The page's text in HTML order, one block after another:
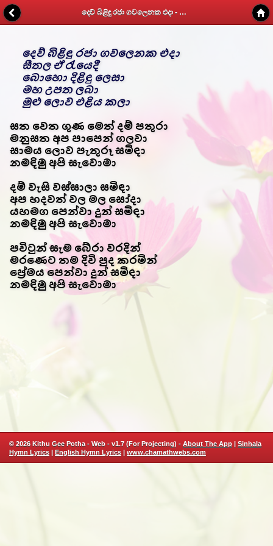
දෙව් බිළිඳු රජා ගවලෙනක එදා - Kithunu Gee Potha - Web v1.7
දෙව් බිළිඳු රජා ගවලෙනක එදා
සීතල ඒ රැයෙදී
බොහො දිළිඳු ලෙසා
මහ උපත ලබා
මුළු ලොව එළිය කලා
සත වෙත ගුණ මෙත් දම් පතුරා
මනුසත අප පාපෙන් ගලවා
සාමය ලොව පැතුරූ සමිඳා
නමඳිමු අපි සැවොමා
දම් වැසි වස්සාලා සමිඳා
අප හදවත් වල මල සෝදා
යහමග පෙන්වා දුන් සමිඳා
නමඳිමු අපි සැවොමා
පවිටුන් සැම බේරා වරදින්
මරණෙට තම දිවි පුද කරමින්
ප්‍රේමය පෙන්වා දුන් සමිඳා
නමඳිමු අපි සැවොමා
© 2026 Kithu Gee Potha - Web - v1.7 (For Projecting) - About The App | Sinhala
Hymn Lyrics | English Hymn Lyrics | www.chamathwebs.com